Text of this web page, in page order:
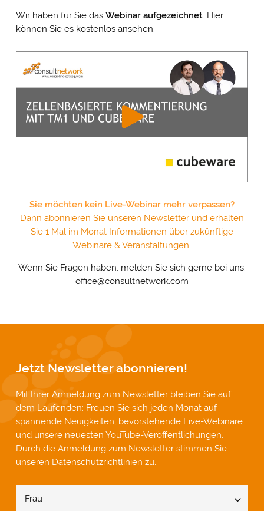
Wir haben für Sie das Webinar aufgezeichnet. Hier
können Sie es kostenlos ansehen.
Sie möchten kein Live-Webinar mehr verpassen?
Dann abonnieren Sie unseren Newsletter und erhalten
Sie 1 Mal im Monat Informationen über zukünftige
Webinare & Veranstaltungen.
Wenn Sie Fragen haben, melden Sie sich gerne bei uns:
office@consultnetwork.com
Jetzt Newsletter abonnieren!
Mit Ihrer Anmeldung zum Newsletter bleiben Sie auf
dem Laufenden: Freuen Sie sich jeden Monat auf
spannende Neuigkeiten, bevorstehende Live-Webinare
und unsere neuesten YouTube-Veröffentlichungen.
Durch die Anmeldung zum Newsletter stimmen Sie
unseren Datenschutzrichtlinien zu.